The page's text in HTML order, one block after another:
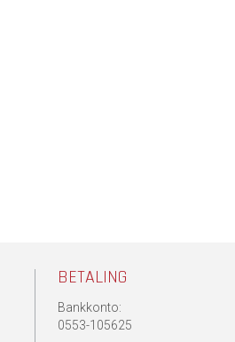
BETALING
Bankkonto:
0553-105625